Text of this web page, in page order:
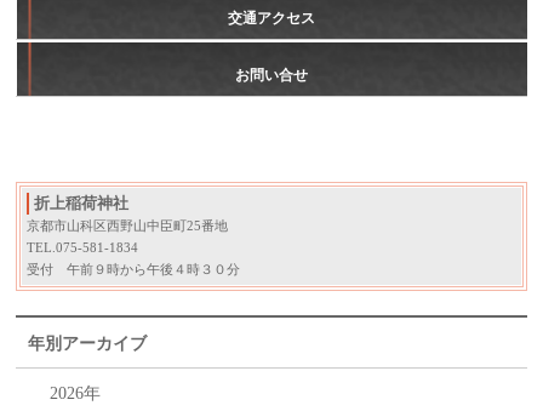
交通アクセス
お問い合せ
折上稲荷神社
京都市山科区西野山中臣町25番地
TEL.075-581-1834
受付 午前９時から午後４時３０分
年別アーカイブ
2026年